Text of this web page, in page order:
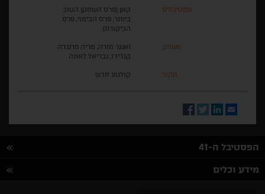
פסטיבלים
קאן (פרס השחקן הטוב
ביותר, פרס הבימוי, פרס
הביקורת)
משחק
ואגנר מורה, מריה פרננדה
קנדידו, גבריאל לאונה
מקור קולנוע חדש
Email
LinkedIn
Twitter
Facebook
הפסטיבל ה-41
מידע וכלים